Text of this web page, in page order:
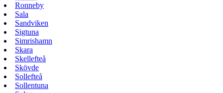
Ronneby
Sala
Sandviken
Sigtuna
Simrishamn
Skara
Skellefteå
Skövde
Sollefteå
Sollentuna